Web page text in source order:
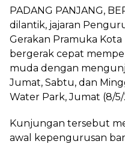
PADANG PANJANG,
dilantik, jajaran
Gerakan Pramuka
bergerak cepat
muda dengan
Jumat, Sabtu, dan
Water Park, Jumat (8/5/
Kunjungan tersebut
awal kepengurusan